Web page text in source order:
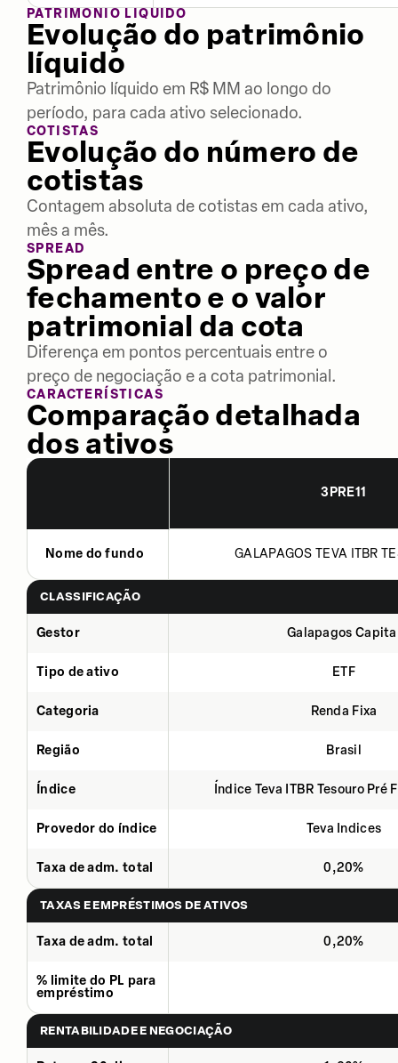
PATRIMÔNIO LÍQUIDO
Evolução do patrimônio
líquido
Patrimônio líquido em R$ MM ao longo do
período, para cada ativo selecionado.
COTISTAS
Evolução do número de
cotistas
Contagem absoluta de cotistas em cada ativo,
mês a mês.
SPREAD
Spread entre o preço de
fechamento e o valor
patrimonial da cota
Diferença em pontos percentuais entre o
preço de negociação e a cota patrimonial.
CARACTERÍSTICAS
Comparação detalhada
dos ativos
3PRE11
Nome do fundo GALAPAGOS TEVA ITBR
CLASSIFICAÇÃO
Gestor Galapagos
Tipo de ativo ETF
Categoria Renda Fixa
Região Brasil
Índice Índice Teva ITBR Tesouro Pré
Provedor do índice Teva Indices
Taxa de adm. total 0,20%
TAXAS E EMPRÉSTIMOS DE ATIVOS
Taxa de adm. total 0,20%
% limite do PL para
empréstimo
RENTABILIDADE E NEGOCIAÇÃO